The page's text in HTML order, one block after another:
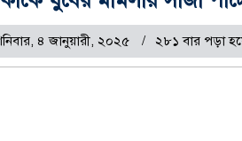
৪ জানুয়ারী, ২০২৫ ২৮১ বার পড়া